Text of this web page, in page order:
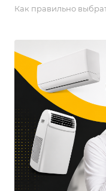
Как правильно